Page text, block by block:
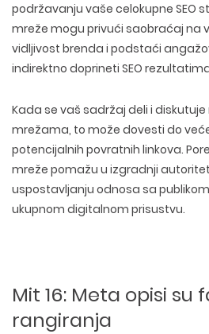
podržavanju vaše celokupne SEO
mreže mogu privući saobraćaj na
vidljivost brenda i podstaći
indirektno doprineti SEO
Kada se vaš sadržaj deli i
mrežama, to može dovesti do
potencijalnih povratnih linkova.
mreže pomažu u izgradnji
uspostavljanju odnosa sa publikom
ukupnom digitalnom prisustvu.
Mit 16: Meta opisi su
rangiranja